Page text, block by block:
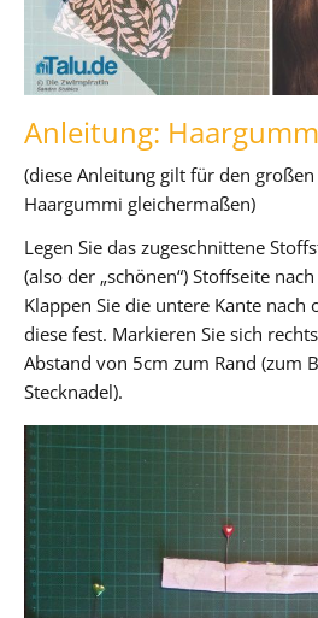
Anleitung:
(diese Anleitung gilt für den
Haargummi gleichermaßen)
Legen Sie das zugeschnittene
(also der „schönen“) Stoffseite
Klappen Sie die untere Kante nach
diese fest. Markieren Sie sich
Abstand von 5cm zum Rand (zum
Stecknadel).